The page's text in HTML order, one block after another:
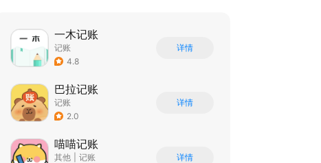
一木记账
记账
4.8
详情
巴拉记账
记账
2.0
详情
喵喵记账
其他
记账
详情